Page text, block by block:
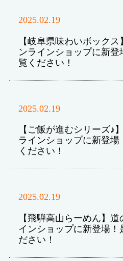
2025.02.19
【岐阜県味わいボックス
ンラインショップに新登
覧ください！
2025.02.19
【ご飯が進むシリーズ♪
ラインショップに新登場
ください！
2025.02.19
【飛騨高山らーめん】道
インショップに新登場！
ださい！